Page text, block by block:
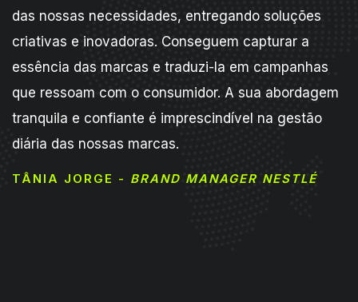
das nossas necessidades, entregando soluções
criativas e inovadoras. Conseguem capturar a
essência das marcas e traduzi-la em campanhas
que ressoam com o consumidor. A sua abordagem
tranquila e confiante é imprescindível na gestão
diária das nossas marcas.
TÂNIA JORGE - BRAND MANAGER NESTLÉ